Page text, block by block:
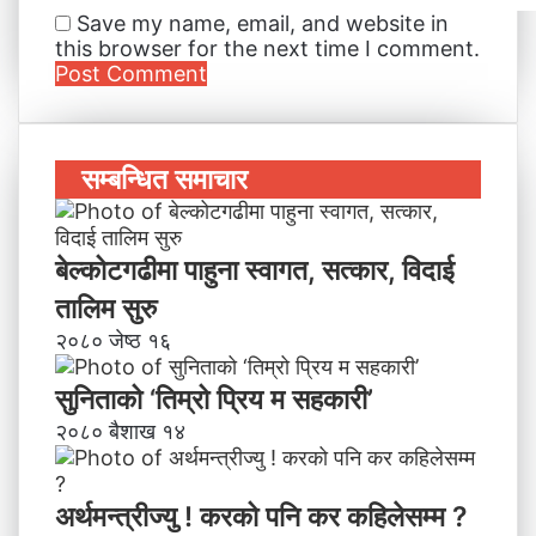
Save my name, email, and website in
this browser for the next time I comment.
सम्बन्धित समाचार
बेल्कोटगढीमा पाहुना स्वागत, सत्कार, विदाई
तालिम सुरु
२०८० जेष्ठ १६
सुनिताको ‘तिम्रो प्रिय म सहकारी’
२०८० बैशाख १४
अर्थमन्त्रीज्यु ! करको पनि कर कहिलेसम्म ?